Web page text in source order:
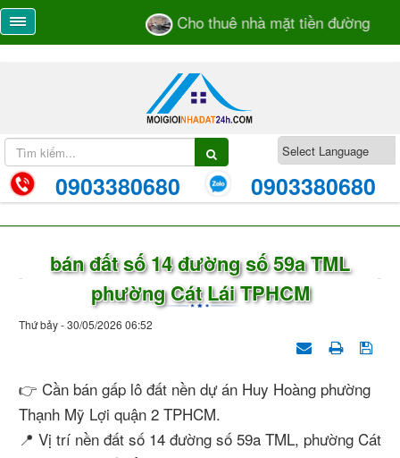
Cho thuê nhà mặt tiền đường
0903380680 0903380680
bán đất số 14 đường số 59a TML
phường Cát Lái TPHCM
Thứ bảy - 30/05/2026 06:52
👉 Cần bán gấp lô đất nền dự án Huy Hoàng phường
Thạnh Mỹ Lợi quận 2 TPHCM.
📍 Vị trí nền đất số 14 đường số 59a TML, phường Cát